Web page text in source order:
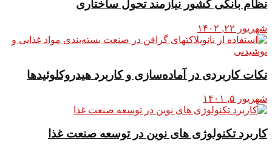
نظام بانکی کشور نیازمند تحول ساختاری
شهریور ۲۲, ۱۴۰۲
نکات کاربردی در آماده‌سازی و کاربرد هیدروکلوئیدها
شهریور ۵, ۱۴۰۱
کاربرد تکنولوژی های نوین در توسعه صنعت غذا